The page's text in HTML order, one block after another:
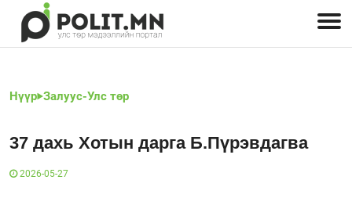
Нүүр Залуус-Улс төр
37 дахь Хотын дарга Б.Пүрэвдагва
2026-05-27